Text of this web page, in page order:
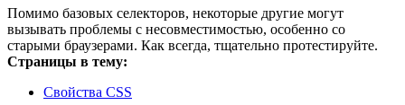
Помимо базовых селекторов, некоторые другие могут
вызывать проблемы с несовместимостью, особенно со
старыми браузерами. Как всегда, тщательно протестируйте.
Страницы в тему:
Свойства CSS